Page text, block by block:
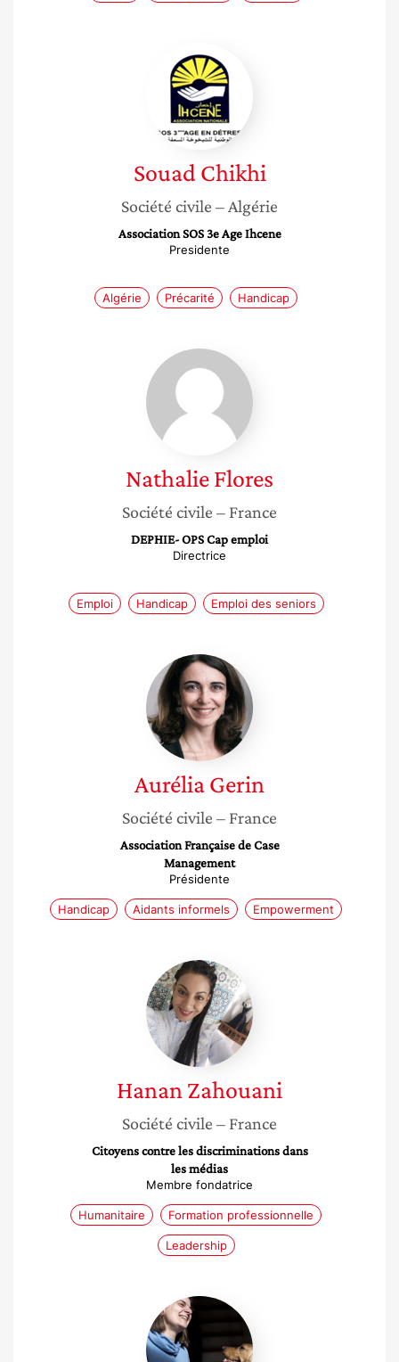
Souad
Chikhi
Souad Chikhi
Société civile – Algérie
Association SOS 3e Age Ihcene
Presidente
Algérie Précarité Handicap
Nathalie
Flores
NathalieFlores
Société civile – France
DEPHIE- OPS Cap emploi
Directrice
Emploi Handicap Emploi des seniors
Aurélia
Gerin
AuréliaGerin
Société civile – France
Association Française de Case
Management
Présidente
Handicap Aidants informels Empowerment
Hanan
Zahouani
Hanan Zahouani
Société civile – France
Citoyens contre les discriminations dans
les médias
Membre fondatrice
Humanitaire Formation professionnelle
Leadership
Sylvie
Duchateau